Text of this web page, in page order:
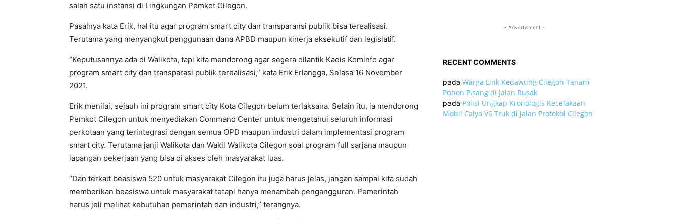
salah satu instansi di Lingkungan Pemkot Cilegon.
Pasalnya kata Erik, hal itu agar program smart city dan transparansi publik bisa terealisasi.
Terutama yang menyangkut penggunaan dana APBD maupun kinerja eksekutif dan legislatif.
“Keputusannya ada di Walikota, tapi kita mendorong agar segera dilantik Kadis Kominfo agar
program smart city dan transparasi publik terealisasi,” kata Erik Erlangga, Selasa 16 November
2021.
Erik menilai, sejauh ini program smart city Kota Cilegon belum terlaksana. Selain itu, ia mendorong
Pemkot Cilegon untuk menyediakan Command Center untuk mengetahui seluruh informasi
perkotaan yang terintegrasi dengan semua OPD maupun industri dalam implementasi program
smart city. Terutama janji Walikota dan Wakil Walikota Cilegon soal program full sarjana maupun
lapangan pekerjaan yang bisa di akses oleh masyarakat luas.
“Dan terkait beasiswa 520 untuk masyarakat Cilegon itu juga harus jelas, jangan sampai kita sudah
memberikan beasiswa untuk masyarakat tetapi hanya menambah pengangguran. Pemerintah
harus jeli melihat kebutuhan pemerintah dan industri,” terangnya.
- Advertisment -
RECENT COMMENTS
pada Warga Link Kedawung Cilegon Tanam
Pohon Pisang di Jalan Rusak
pada Polisi Ungkap Kronologis Kecelakaan
Mobil Calya VS Truk di Jalan Protokol Cilegon